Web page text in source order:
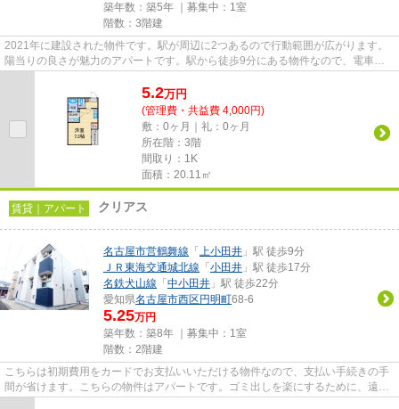
築年数：築5年 ｜募集中： 1室
階数：3階建
2021年に建設された物件です。駅が周辺に2つあるので行動範囲が広がります。
陽当りの良さが魅力のアパートです。駅から徒歩9分にある物件なので、電車利
5.2万円
(管理費・共益費 4,000円)
敷：0ヶ月｜礼：0ヶ月
所在階：3階
間取り：1K
面積：20.11㎡
賃貸｜アパート クリアス
名古屋市営鶴舞線 「 上小田井 」駅 徒歩9分
ＪＲ東海交通城北線 「 小田井 」駅 徒歩17分
名鉄犬山線 「 中小田井 」駅 徒歩22分
愛知県名古屋市西区 円明町68-6
5.25万円
築年数：築8年 ｜募集中： 1室
階数：2階建
こちらは初期費用をカードでお支払いいただける物件なので、支払い手続きの手
間が省けます。こちらの物件はアパートです。ゴミ出しを楽にするために、遠く